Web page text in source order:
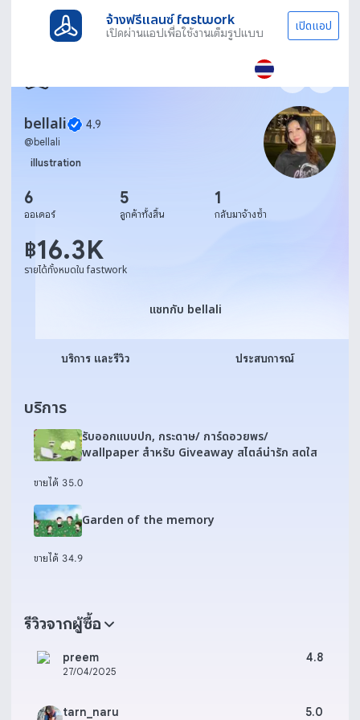
จ้างฟรีแลนซ์ fastwork
เปิดผ่านแอปเพื่อใช้งานเต็มรูปแบบ เปิดแอป
bellali 4.9
@ bellali
illustration
6
ออเดอร์
5
ลูกค้าทั้งสิ้น
1
กลับมาจ้างซ้ำ
฿16.3K
รายได้ทั้งหมดใน fastwork
แชทกับ bellaliแชทกับ bellali
บริการ และรีวิว ประสบการณ์
บริการ
รับออกแบบปก, กระดาษ/ การ์ดอวยพร/
wallpaper สำหรับ Giveaway สไตล์น่ารัก สดใส
ขายได้ 35.0
Garden of the memory
ขายได้ 34.9
รีวิวจากผู้ซื้อ
preem
27/04/2025
4.8
tarn_naru 5.0